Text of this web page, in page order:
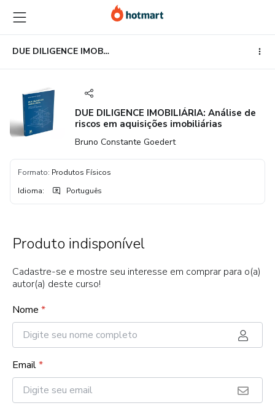
para
o
conteúdo
principal
para
o
pagamento
para
o
rodapé
DUE DILIGENCE IMOBILIÁRIA: Análise de riscos em aquisições imobiliárias
DUE DILIGENCE IMOBILIÁRIA: Análise de
riscos em aquisições imobiliárias
Bruno Constante Goedert
Formato: Produtos Físicos
Idioma: Português
Produto indisponível
Cadastre-se e mostre seu interesse em comprar para o(a)
autor(a) deste curso!
Nome *
Email*